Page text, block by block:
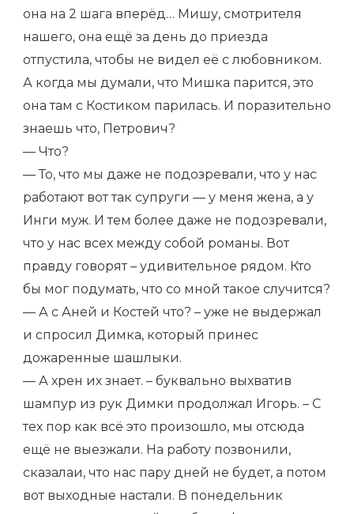
она на 2 шага вперёд… Мишу, смотрителя
нашего, она ещё за день до приезда
отпустила, чтобы не видел её с любовником.
А когда мы думали, что Мишка парится, это
она там с Костиком парилась. И поразительно
знаешь что, Петрович?
— Что?
— То, что мы даже не подозревали, что у нас
работают вот так супруги — у меня жена, а у
Инги муж. И тем более даже не подозревали,
что у нас всех между собой романы. Вот
правду говорят – удивительное рядом. Кто
бы мог подумать, что со мной такое случится?
— А с Аней и Костей что? – уже не выдержал
и спросил Димка, который принес
дожаренные шашлыки.
— А хрен их знает. – буквально выхватив
шампур из рук Димки продолжал Игорь. – С
тех пор как всё это произошло, мы отсюда
ещё не выезжали. На работу позвонили,
сказалаи, что нас пару дней не будет, а потом
вот выходные настали. В понедельник